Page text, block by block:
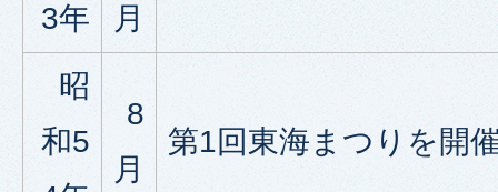
3年
月
昭
和5
8
月
第1回東海まつりを開